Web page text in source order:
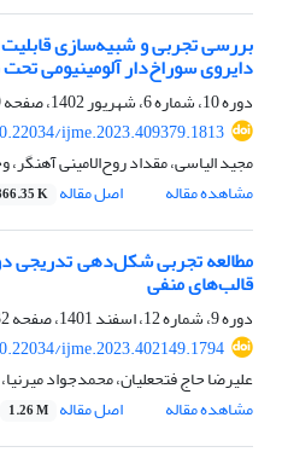
بررسی تجربی و شبیه‌سازی
دایروی سوراخ‌دار آلومینیومی
دوره 10، شماره 6، شهریور 1402، صفحه
ijme.2023.409379.1813
مجید الیاسی، مقداد روح‌الامینی آهنگر،
مشاهده مقاله
اصل مقاله K
قالب‌های منفی
دوره 9، شماره 12، اسفند 1401، صفحه
ijme.2023.402149.1794
علیرضا حاج فتحعلیان، محمدجواد
مشاهده مقاله
اصل مقاله 1.26 M